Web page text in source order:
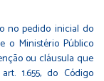
no pedido inicial do
o Ministério Público
ou cláusula que
1.655, do Código